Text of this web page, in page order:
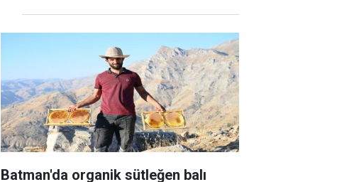
Batman'da organik sütleğen balı